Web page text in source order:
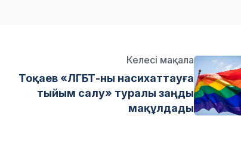
Келесі мақала
Тоқаев «ЛГБТ-ны насихаттауға
тыйым салу» туралы заңды
мақұлдады